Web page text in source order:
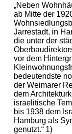
„Neben
ab Mitte der
Jarrestadt, in
die unter der
vor dem
bedeutendste
der Weimarer
dem
israelitische
bis 1938 dem
Hamburg als
genutzt.“ 1)